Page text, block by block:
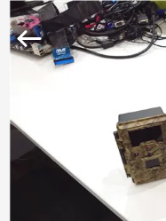
ΠΡΟΪΌΝΤΑ
ΒΊΝΤΕΟ
INDUSTRIAL
ASIA
CO.,LTD.